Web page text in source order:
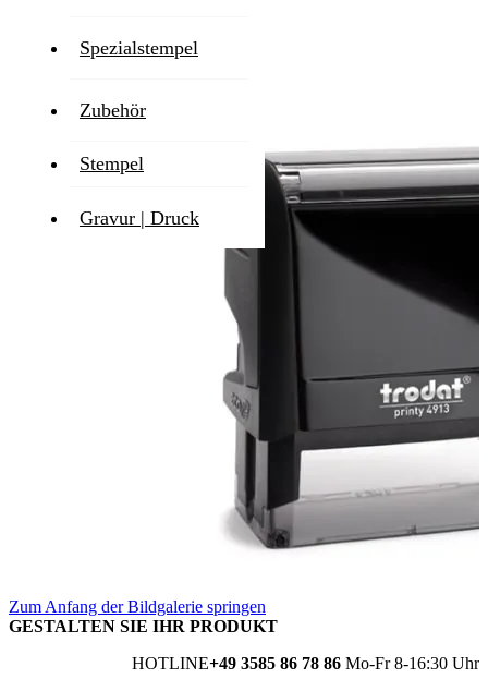
Spezialstempel
Zubehör
Stempel
Gravur | Druck
Zum Ende der Bildgalerie springen
Zum Anfang der Bildgalerie springen
GESTALTEN SIE IHR PRODUKT
HOTLINE+49 3585 86 78 86 Mo-Fr 8-16:30 Uhr